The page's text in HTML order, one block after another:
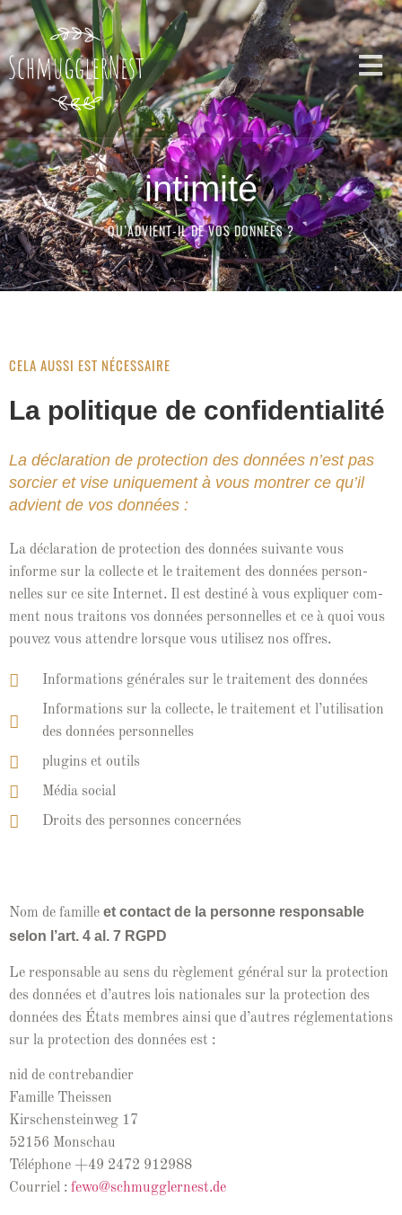
intimité
QU’ADVIENT-IL DE VOS DONNÉES ?
CELA AUSSI EST NÉCESSAIRE
La politique de confidentialité
La déclaration de protection des données n’est pas
sorcier et vise uniquement à vous montrer ce qu’il
advient de vos données :
La déc­la­ra­tion de pro­tec­tion des don­nées suiv­ante vous
informe sur la col­lecte et le traite­ment des don­nées per­son­
nelles sur ce site Inter­net. Il est des­tiné à vous expli­quer com­
ment nous traitons vos don­nées per­son­nelles et ce à quoi vous
pou­vez vous atten­dre lorsque vous utilisez nos offres.
Infor­ma­tions générales sur le traite­ment des données
Infor­ma­tions sur la col­lecte, le traite­ment et l’u­til­i­sa­tion
des don­nées personnelles
plu­g­ins et outils
Média social
Droits des per­son­nes concernées
Nom de famille et con­tact de la per­son­ne respon­s­able
selon l’art. 4 al. 7 RGPD
Le respon­s­able au sens du règle­ment général sur la pro­tec­tion
des don­nées et d’autres lois nationales sur la pro­tec­tion des
don­nées des États mem­bres ain­si que d’autres régle­men­ta­tions
sur la pro­tec­tion des don­nées est :
nid de con­tre­bandi­er
Famille Theis­sen
Kirschen­stein­weg 17
52156 Mon­schau
Télé­phone +49 2472 912988
Cour­riel : fewo@schmugglernest.de